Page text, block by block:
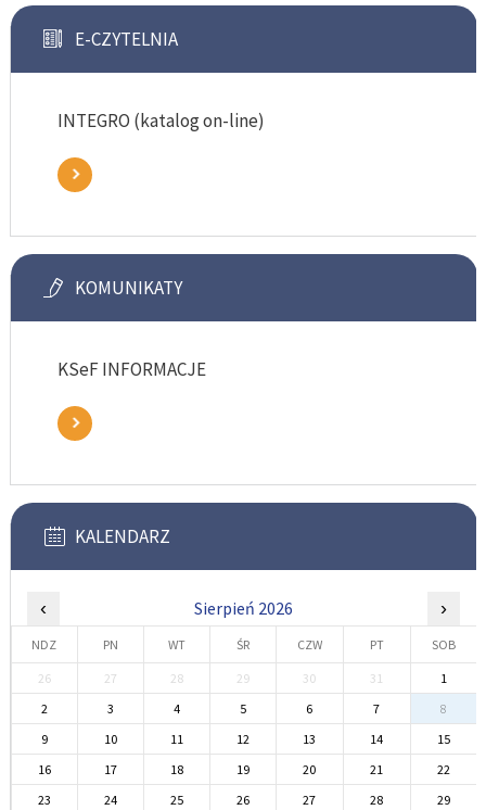
E-CZYTELNIA
INTEGRO (katalog on-line)
KOMUNIKATY
KSeF INFORMACJE
KALENDARZ
‹ Sierpień 2026 ›
NDZ PN WT ŚR CZW PT SOB
26 27 28 29 30 31
1
2
3 4 5 6 7
8
9
10 11 12 13 14
15
16
17 18 19 20 21
22
23
24 25 26 27 28
29